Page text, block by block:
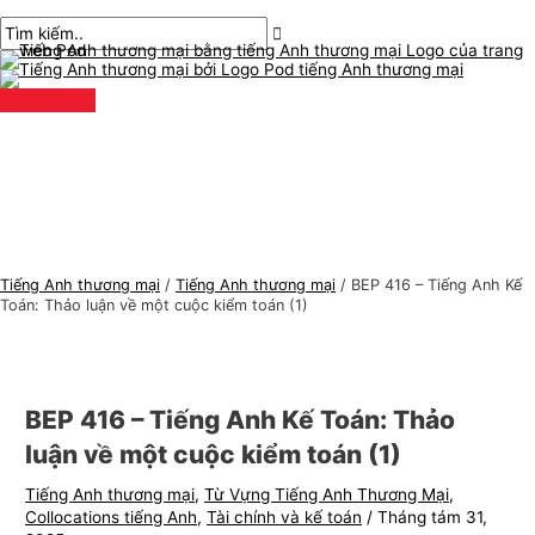
đến
nội
dung
đơn
chính
Tiếng Anh thương mại / Tiếng Anh thương mại / BEP 416 – Tiếng Anh Kế
Toán: Thảo luận về một cuộc kiểm toán (1)
BEP 416 – Tiếng Anh Kế Toán: Thảo
luận về một cuộc kiểm toán (1)
Tiếng Anh thương mại,Từ Vựng Tiếng Anh Thương Mại,
Collocations tiếng Anh,Tài chính và kế toán /Tháng tám 31,
chuyển
hướng
ở
đây..
mail*
C
h
ủ
đ
g
t
h
ư
ơ
T
ì
m
k